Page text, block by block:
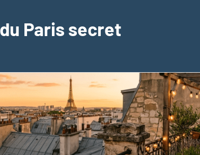
Paris secret